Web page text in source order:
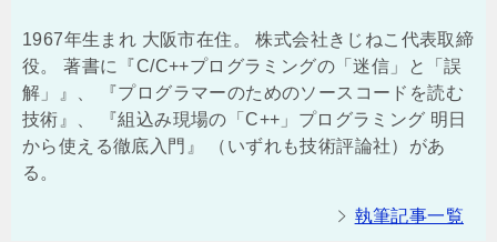
1967年生まれ 大阪市在住。 株式会社きじねこ代表取締
役。 著書に『C/C++プログラミングの「迷信」と「誤
解」』、 『プログラマーのためのソースコードを読む
技術』、 『組込み現場の「C++」プログラミング 明日
から使える徹底入門』 （いずれも技術評論社）があ
る。
執筆記事一覧